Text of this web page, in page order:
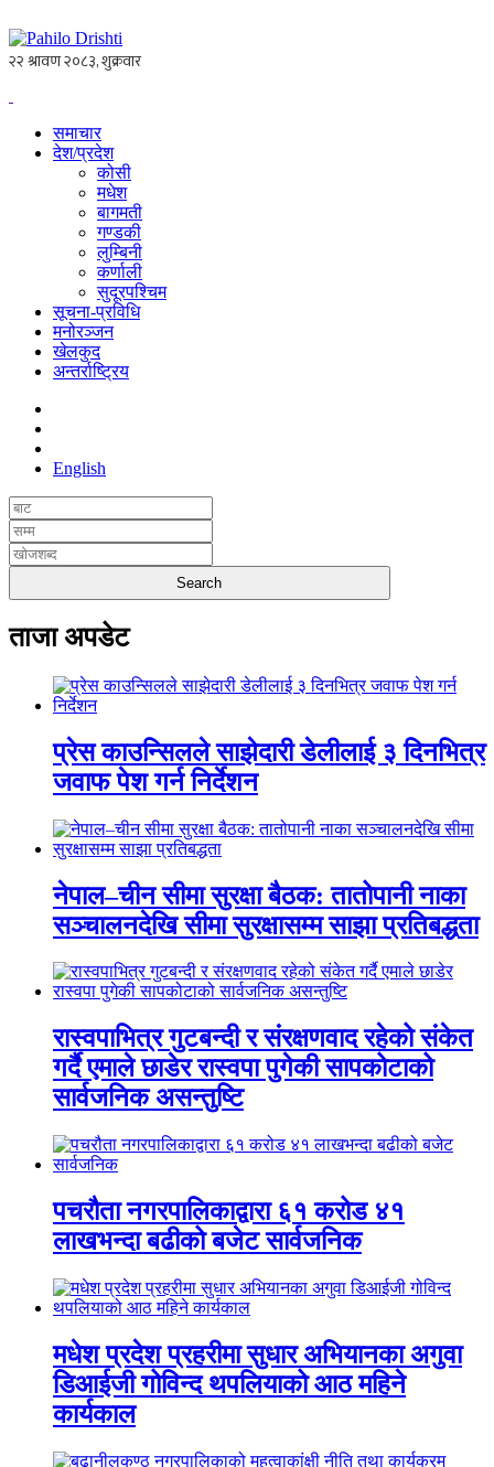
समाचार
देश/प्रदेश
कोसी
मधेश
बागमती
गण्डकी
लुम्बिनी
कर्णाली
सुदूरपश्चिम
सूचना-प्रविधि
मनोरञ्जन
खेलकुद
अन्तर्राष्ट्रिय
English
ताजा अपडेट
प्रेस काउन्सिलले साझेदारी डेलीलाई ३ दिनभित्र
जवाफ पेश गर्न निर्देशन
नेपाल–चीन सीमा सुरक्षा बैठक: तातोपानी नाका
सञ्चालनदेखि सीमा सुरक्षासम्म साझा प्रतिबद्धता
रास्वपाभित्र गुटबन्दी र संरक्षणवाद रहेको संकेत
गर्दै एमाले छाडेर रास्वपा पुगेकी सापकोटाको
सार्वजनिक असन्तुष्टि
पचरौता नगरपालिकाद्वारा ६१ करोड ४१
लाखभन्दा बढीको बजेट सार्वजनिक
मधेश प्रदेश प्रहरीमा सुधार अभियानका अगुवा
डिआईजी गोविन्द थपलियाको आठ महिने
कार्यकाल